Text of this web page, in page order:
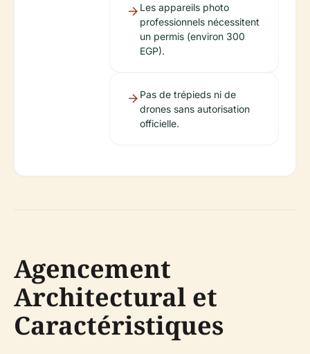
Les appareils photo
professionnels nécessitent
un permis (environ 300
EGP).
Pas de trépieds ni de
drones sans autorisation
officielle.
Agencement
Architectural et
Caractéristiques